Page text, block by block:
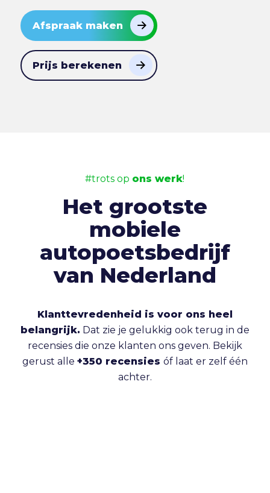
Afspraak maken
Prijs berekenen
#trots op ons werk!
Het grootste
mobiele
autopoetsbedrijf
van Nederland
Klanttevredenheid is voor ons heel
belangrijk. Dat zie je gelukkig ook terug in de
recensies die onze klanten ons geven. Bekijk
gerust alle +350 recensies óf laat er zelf één
achter.